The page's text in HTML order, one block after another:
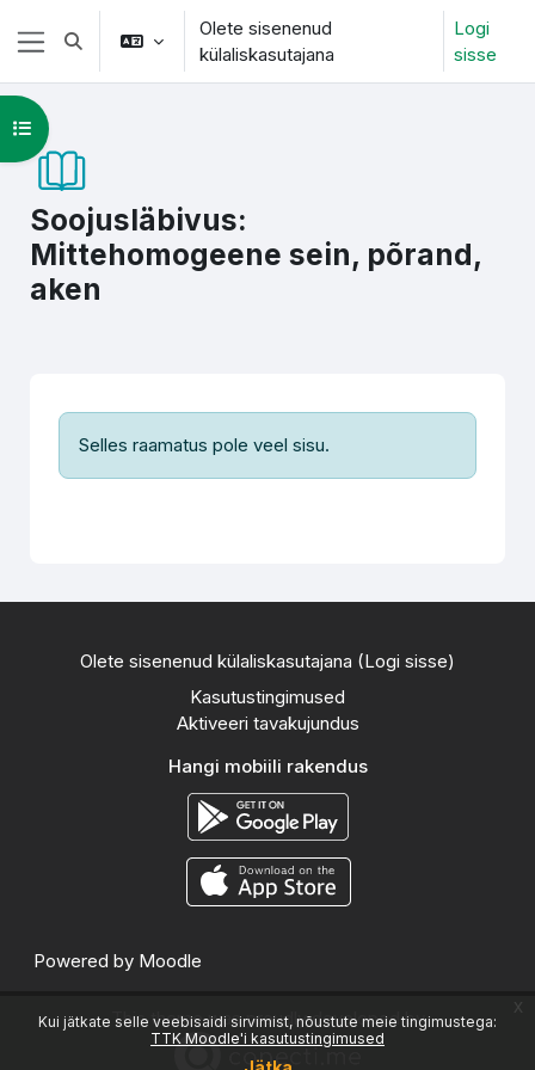
Jäta vahele peasisuni
Kui jätkate selle veebisaidi sirvimist, nõustute meie tingimustega:
TTK Moodle'i kasutustingimused
x
Küljepaneel
Lülitab otsingu sisendi
Olete sisenenud
külaliskasutajana
Logi
sisse
Soojusläbivus:
Mittehomogeene sein, põrand,
aken
Ava kursuse sisukord
Selles raamatus pole veel sisu.
Olete sisenenud külaliskasutajana (Logi sisse)
Kasutustingimused
Aktiveeri tavakujundus
Hangi mobiili rakendus
Powered by Moodle
This theme was proudly developed by